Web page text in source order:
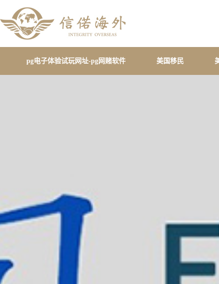
pg电子体验试玩网址-pg网赌软件 美国移民